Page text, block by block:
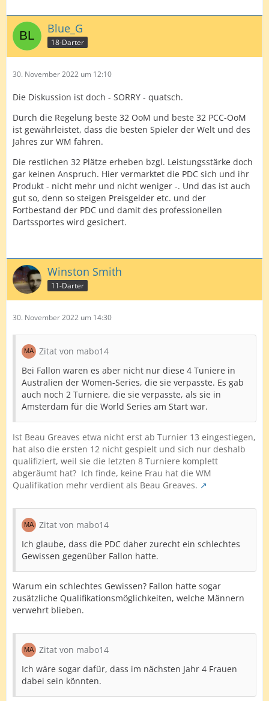
Blue_G
18-Darter
30. November 2022 um 12:10
Die Diskussion ist doch - SORRY - quatsch.
Durch die Regelung beste 32 OoM und beste 32 PCC-OoM
ist gewährleistet, dass die besten Spieler der Welt und des
Jahres zur WM fahren.
Die restlichen 32 Plätze erheben bzgl. Leistungsstärke doch
gar keinen Anspruch. Hier vermarktet die PDC sich und ihr
Produkt - nicht mehr und nicht weniger -. Und das ist auch
gut so, denn so steigen Preisgelder etc. und der
Fortbestand der PDC und damit des professionellen
Dartssportes wird gesichert.
Winston Smith
11-Darter
30. November 2022 um 14:30
Zitat von mabo14
Bei Fallon waren es aber nicht nur diese 4 Tuniere in
Australien der Women-Series, die sie verpasste. Es gab
auch noch 2 Turniere, die sie verpasste, als sie in
Amsterdam für die World Series am Start war.
Ist Beau Greaves etwa nicht erst ab Turnier 13 eingestiegen,
hat also die ersten 12 nicht gespielt und sich nur deshalb
qualifiziert, weil sie die letzten 8 Turniere komplett
abgeräumt hat? Ich finde, keine Frau hat die WM
Qualifikation mehr verdient als Beau Greaves.
Zitat von mabo14
Ich glaube, dass die PDC daher zurecht ein schlechtes
Gewissen gegenüber Fallon hatte.
Warum ein schlechtes Gewissen? Fallon hatte sogar
zusätzliche Qualifikationsmöglichkeiten, welche Männern
verwehrt blieben.
Zitat von mabo14
Ich wäre sogar dafür, dass im nächsten Jahr 4 Frauen
dabei sein könnten.